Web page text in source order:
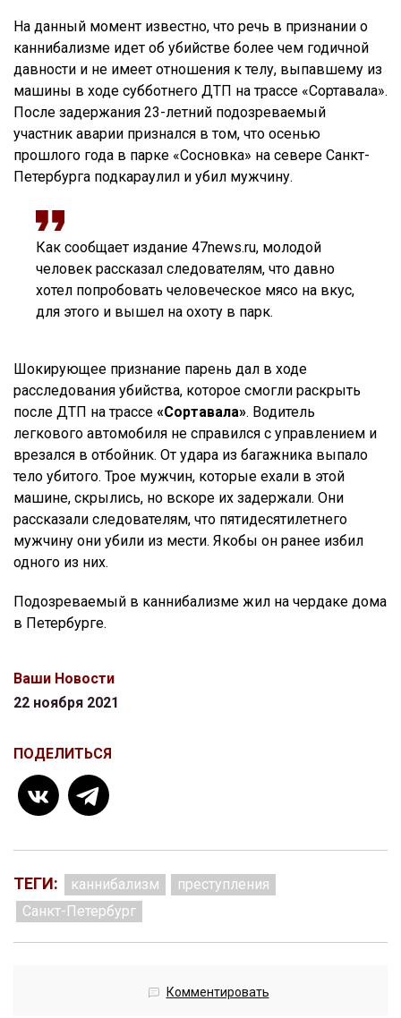
На данный момент известно, что речь в признании о
каннибализме идет об убийстве более чем годичной
давности и не имеет отношения к телу, выпавшему из
машины в ходе субботнего ДТП на трассе «Сортавала».
После задержания 23-летний подозреваемый
участник аварии признался в том, что осенью
прошлого года в парке «Сосновка» на севере Санкт-
Петербурга подкараулил и убил мужчину.
Как сообщает издание 47news.ru, молодой
человек рассказал следователям, что давно
хотел попробовать человеческое мясо на вкус,
для этого и вышел на охоту в парк.
Шокирующее признание парень дал в ходе
расследования убийства, которое смогли раскрыть
после ДТП на трассе «Сортавала». Водитель
легкового автомобиля не справился с управлением и
врезался в отбойник. От удара из багажника выпало
тело убитого. Трое мужчин, которые ехали в этой
машине, скрылись, но вскоре их задержали. Они
рассказали следователям, что пятидесятилетнего
мужчину они убили из мести. Якобы он ранее избил
одного из них.
Подозреваемый в каннибализме жил на чердаке дома
в Петербурге.
Ваши Новости
22 ноября 2021
ПОДЕЛИТЬСЯ
ТЕГИ: каннибализм
преступления
Санкт-Петербург
Комментировать